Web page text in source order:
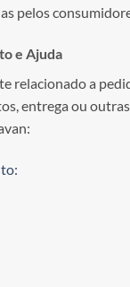
pelos
e Ajuda
relacionado a
entrega ou